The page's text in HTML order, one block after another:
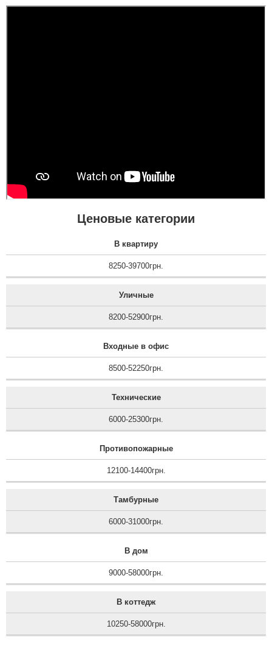
виконання данних
Ценовые категории
В квартиру
8250-39700грн.
Уличные
8200-52900грн.
Входные в офис
8500-52250грн.
Технические
6000-25300грн.
Противопожарные
12100-14400грн.
Тамбурные
6000-31000грн.
В дом
9000-58000грн.
В коттедж
10250-58000грн.